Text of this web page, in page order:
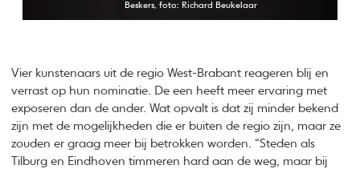
Beskers, foto: Richard Beukelaar
Vier kunstenaars uit de regio West-Brabant reageren blij en
verrast op hun nominatie. De een heeft meer ervaring met
exposeren dan de ander. Wat opvalt is dat zij minder bekend
zijn met de mogelijkheden die er buiten de regio zijn, maar ze
zouden er graag meer bij betrokken worden. “Steden als
Tilburg en Eindhoven timmeren hard aan de weg, maar bij